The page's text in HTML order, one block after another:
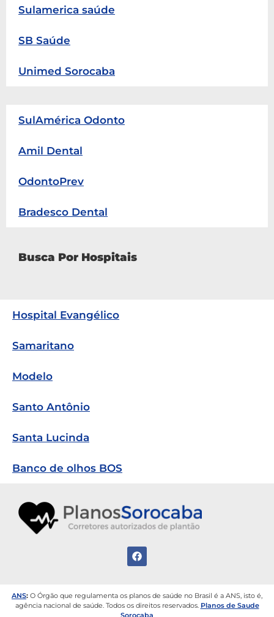
Sulamerica saúde
SB Saúde
Unimed Sorocaba
SulAmérica Odonto
Amil Dental
OdontoPrev
Bradesco Dental
Busca Por Hospitais
Hospital Evangélico
Samaritano
Modelo
Santo Antônio
Santa Lucinda
Banco de olhos BOS
ANS: O Órgão que regulamenta os planos de saúde no Brasil é a ANS, isto é,
agência nacional de saúde. Todos os direitos reservados. Planos de Saude